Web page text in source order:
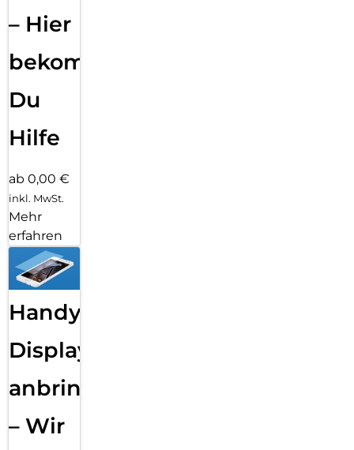
– Hier
bekommst
Du
Hilfe
ab 0,00 €
inkl. MwSt.
Mehr
erfahren
Handy
Displayfolie
anbringen
– Wir